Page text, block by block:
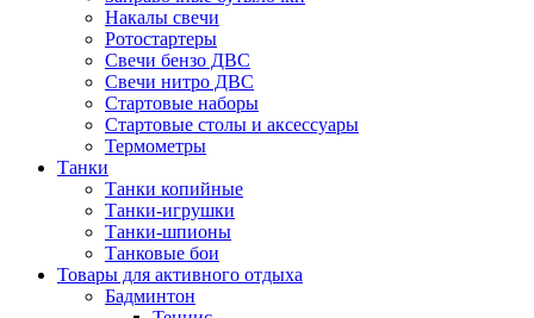
Накалы свечи
Ротостартеры
Свечи бензо ДВС
Свечи нитро ДВС
Стартовые наборы
Стартовые столы и аксессуары
Термометры
Танки
Танки копийные
Танки-игрушки
Танки-шпионы
Танковые бои
Товары для активного отдыха
Бадминтон